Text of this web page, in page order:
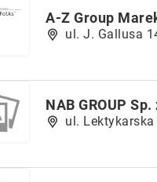
A-Z Group
ul. J. Gallusa
NAB GROUP Sp.
ul.